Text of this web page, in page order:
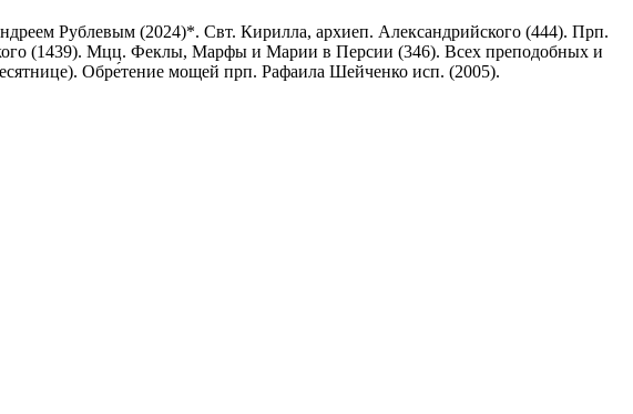
Рублевым (2024)*. Свт. Кирилла, архиеп. Александрийского (444). Прп.
(1439). Мцц. Феклы, Марфы и Марии в Персии (346). Всех преподобных и
Обре́тение мощей прп. Рафаила Шейченко исп. (2005).